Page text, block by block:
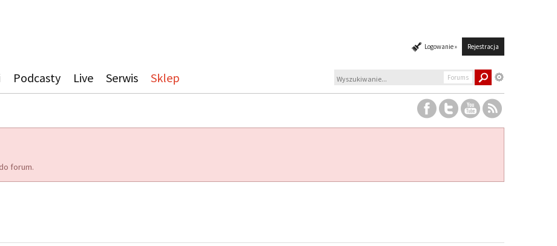
Logowanie » Rejestracja
Podcasty Live Serwis Sklep Forums
forum.